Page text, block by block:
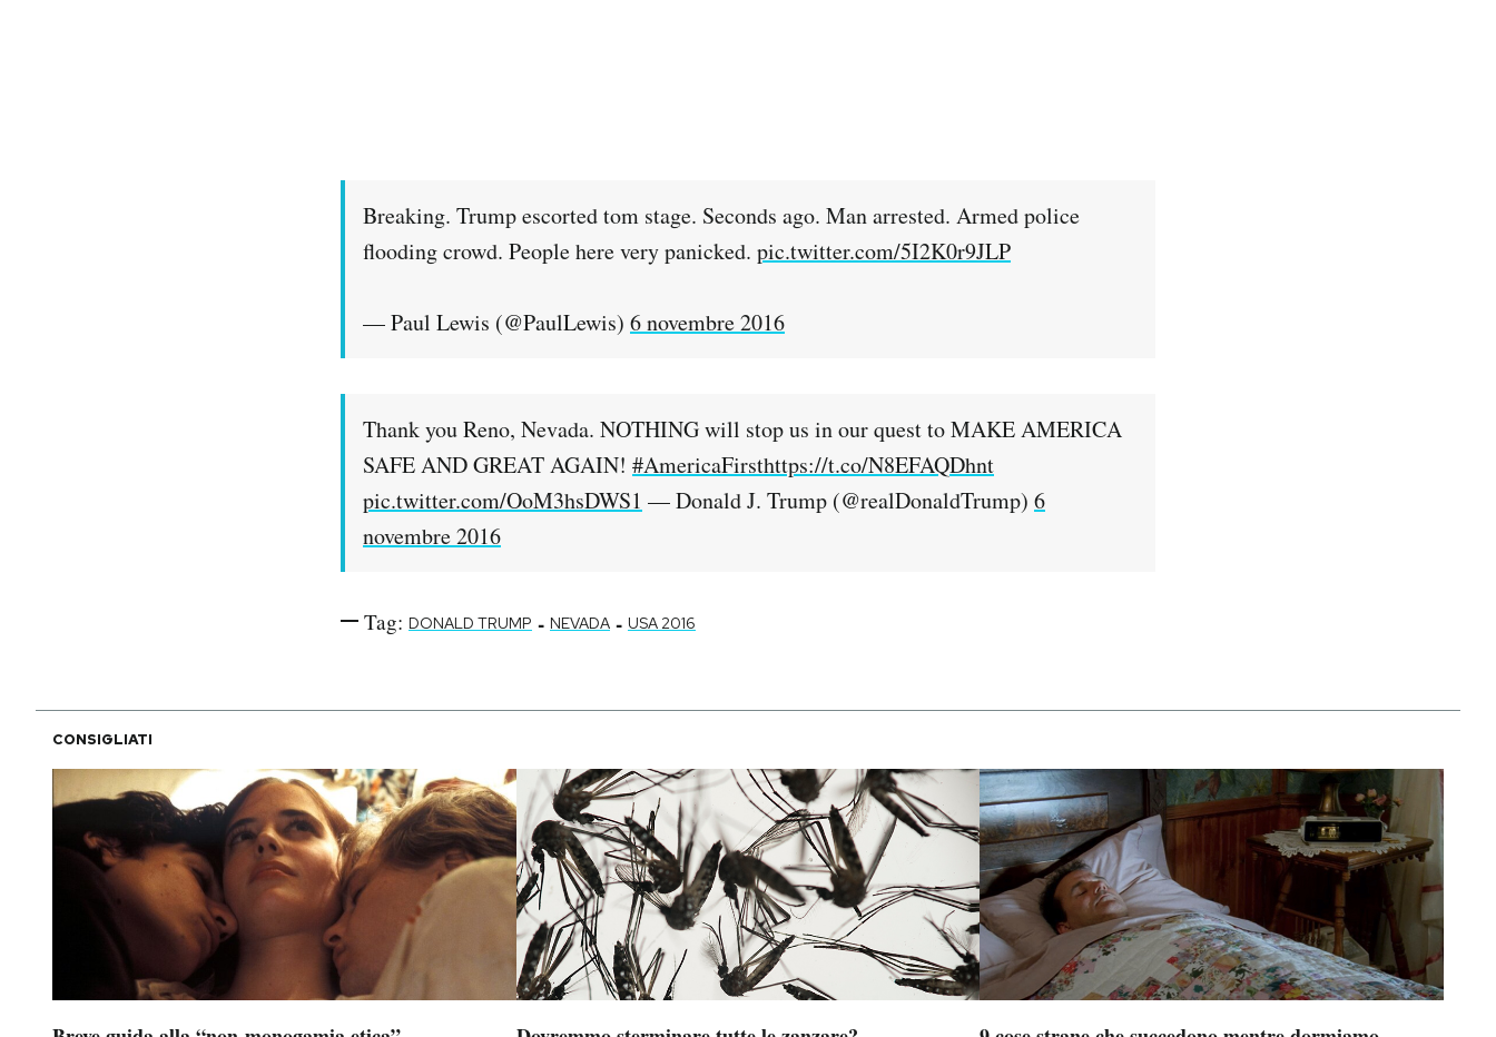
Breaking. Trump escorted tom stage. Seconds ago. Man arrested. Armed police
flooding crowd. People here very panicked. pic.twitter.com/5I2K0r9JLP
— Paul Lewis (@PaulLewis) 6 novembre 2016
Thank you Reno, Nevada. NOTHING will stop us in our quest to MAKE AMERICA
SAFE AND GREAT AGAIN! #AmericaFirsthttps://t.co/N8EFAQDhnt
pic.twitter.com/OoM3hsDWS1 — Donald J. Trump (@realDonaldTrump) 6
novembre 2016
Tag: DONALD TRUMP - NEVADA - USA 2016
CONSIGLIATI